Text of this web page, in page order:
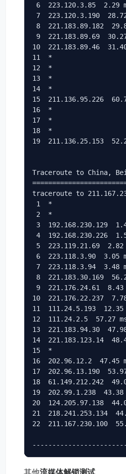
6  223.120.3.85  2.29
7  223.120.3.190
8  221.183.89.182
9  221.183.89.69
10  221.183.89.46
11  *
12  *
13  *
14  *
15  211.136.95.226
16  *
17  *
18  *
19  211.136.25.153
Traceroute to China,
traceroute to
1  *
2  *
3  192.168.230.129
4  192.168.230.226
5  223.119.21.69  2.82
6  223.118.3.90  3.05
7  223.118.3.94  3.48
8  221.183.30.169
9  221.176.24.61  8.43
10  221.176.22.237
11  111.24.5.193  12.35
12  111.24.2.5  57.27
13  221.183.94.30
14  221.183.123.14
15  *
16  202.96.12.2  47.45
17  202.96.13.190
18  61.149.212.242
19  202.99.1.238  43.38
20  124.205.97.138
21  218.241.253.134
22  211.167.230.100
其他流媒体解锁测试